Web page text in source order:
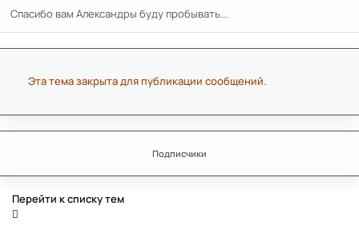
Спасибо вам Александры буду пробывать...
Эта тема закрыта для публикации сообщений.
Подписчики
Перейти к списку тем